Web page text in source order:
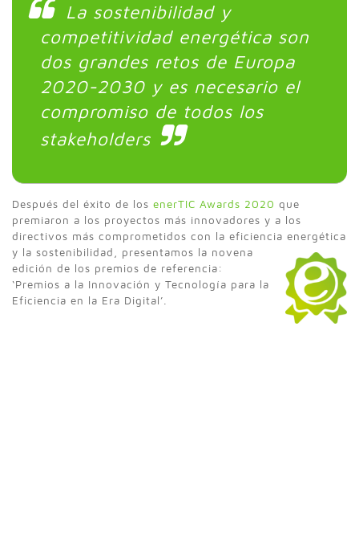
La sostenibilidad y
competitividad energética son
dos grandes retos de Europa
2020-2030 y es necesario el
compromiso de todos los
stakeholders
Después del éxito de los enerTIC Awards 2020 que
premiaron a los proyectos más innovadores y a los
directivos más comprometidos con la eficiencia energética
y la sostenibilidad, presentamos la novena
edición de los premios de referencia:
‘Premios a la Innovación y Tecnología para la
Eficiencia en la Era Digital’.